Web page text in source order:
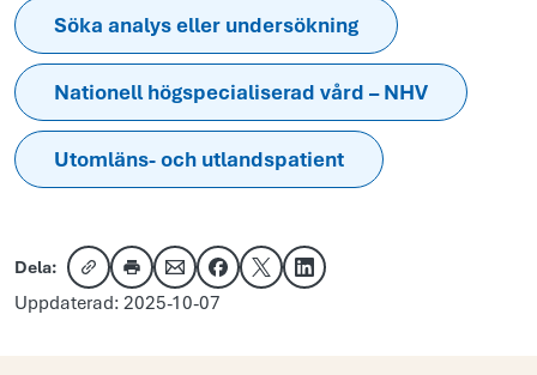
Söka analys eller undersökning
Nationell högspecialiserad vård – NHV
Utomläns- och utlandspatient
Dela:
Kopiera länk
Skriv utDela via e-post
Dela på Facebook
Dela på XDela på LinkedIn
Uppdaterad: 2025-10-07